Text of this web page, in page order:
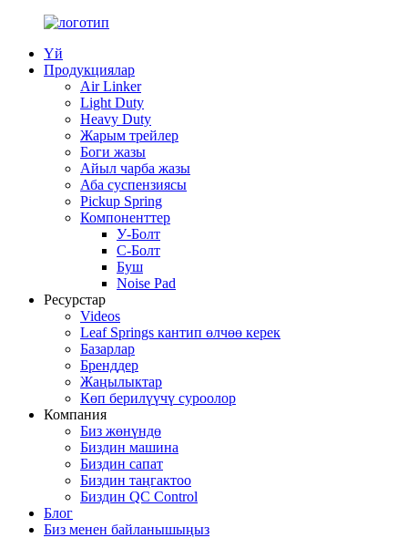
Үй
Продукциялар
Air Linker
Light Duty
Heavy Duty
Жарым трейлер
Боги жазы
Айыл чарба жазы
Аба суспензиясы
Pickup Spring
Компоненттер
У-Болт
C-Болт
Буш
Noise Pad
Ресурстар
Videos
Leaf Springs кантип өлчөө керек
Базарлар
Бренддер
Жаңылыктар
Көп берилүүчү суроолор
Компания
Биз жөнүндө
Биздин машина
Биздин сапат
Биздин таңгактоо
Биздин QC Control
Блог
Биз менен байланышыңыз